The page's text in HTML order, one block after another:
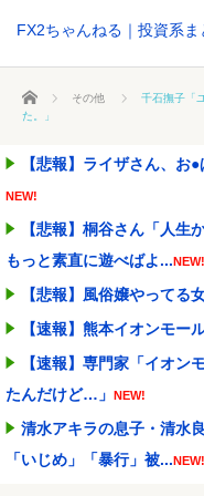
FX2ちゃんねる｜投資系ま
ホーム その他
千石撫子「
た。」
【悲報】ライザさん、お
NEW!
【悲報】桐谷さん「人生
もっと素直に遊べばよ...NEW!
【悲報】風俗嬢やってる
【速報】熊本イオンモー
【速報】専門家「イオン
たんだけど…」 NEW!
清水アキラの息子・清水
「いじめ」「暴行」被...NEW!